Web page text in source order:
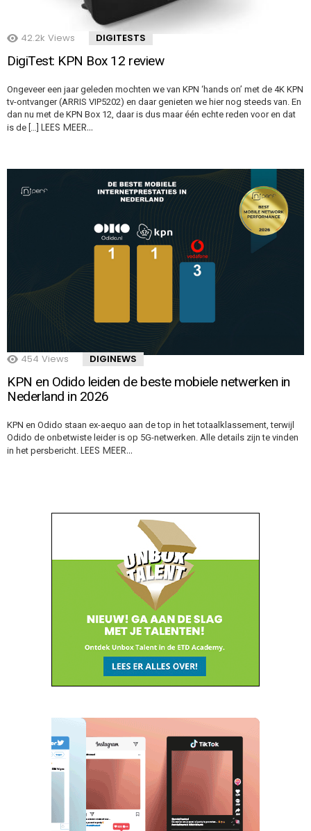
42.2k Views DIGITESTS
DigiTest: KPN Box 12 review
Ongeveer een jaar geleden mochten we van KPN ‘hands on’ met de 4K KPN
tv-ontvanger (ARRIS VIP5202) en daar genieten we hier nog steeds van. En
dan nu met de KPN Box 12, daar is dus maar één echte reden voor en dat
is de […] LEES MEER…
454 Views DIGINEWS
KPN en Odido leiden de beste mobiele netwerken in
Nederland in 2026
KPN en Odido staan ex-aequo aan de top in het totaalklassement, terwijl
Odido de onbetwiste leider is op 5G-netwerken. Alle details zijn te vinden
in het persbericht. LEES MEER…